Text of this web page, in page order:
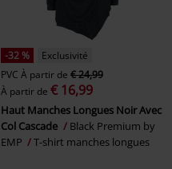
-32 %
Exclusivité
PVC À partir de € 24,99
À partir de € 16,99
Haut Manches Longues Noir Avec
Col Cascade
Black Premium by
EMP
T-shirt manches longues